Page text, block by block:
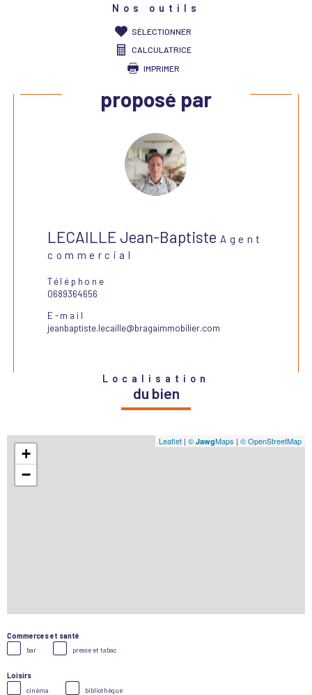
Nos outils
SÉLECTIONNER
CALCULATRICE
IMPRIMER
Ce bien vous est
proposé par
LECAILLE Jean-Baptiste Agent
commercial
Téléphone
0689364656
E-mail
jeanbaptiste.lecaille@bragaimmobilier.com
Localisation
du bien
+
−
Leaflet | © JawgMaps | © OpenStreetMap
Commerces et santé
bar presse et tabac
Loisirs
cinéma bibliothèque